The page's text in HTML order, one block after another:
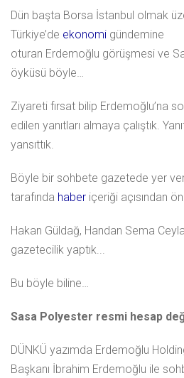
Dün başta Borsa İstanbul olmak
Türkiye’de ekonomi gündemine
oturan Erdemoğlu görüşmesi ve
öyküsü böyle…
Ziyareti fırsat bilip Erdemoğlu’na
edilen yanıtları almaya çalıştık.
yansıttık.
Böyle bir sohbete gazetede yer
tarafında haber içeriği açısından
Hakan Güldağ, Handan Sema
gazetecilik yaptık...
Bu böyle biline…
Sasa Polyester resmi hesap
DÜNKÜ yazımda Erdemoğlu
Başkanı İbrahim Erdemoğlu ile